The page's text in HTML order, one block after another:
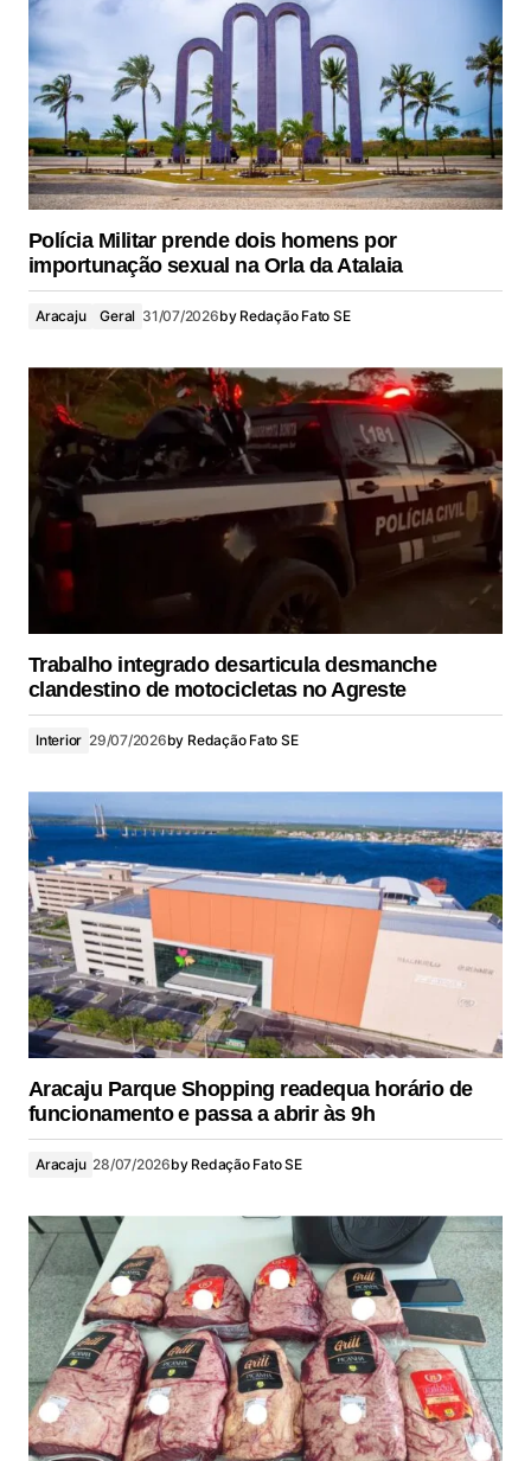
Polícia Militar prende dois homens por
importunação sexual na Orla da Atalaia
Aracaju Geral 31/07/2026by Redação Fato SE
Trabalho integrado desarticula desmanche
clandestino de motocicletas no Agreste
Interior 29/07/2026by Redação Fato SE
Aracaju Parque Shopping readequa horário de
funcionamento e passa a abrir às 9h
Aracaju 28/07/2026by Redação Fato SE